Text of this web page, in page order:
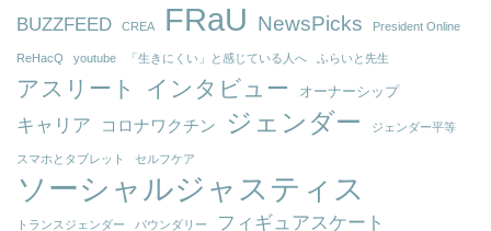
BUZZFEED CREA FRaU NewsPicks President Online
ReHacQ youtube 「生きにくい」と感じている人へ ふらいと先生
アスリート インタビュー オーナーシップ
キャリア コロナワクチン ジェンダー ジェンダー平等
スマホとタブレット セルフケア
ソーシャルジャスティス
トランスジェンダー バウンダリー フィギュアスケート